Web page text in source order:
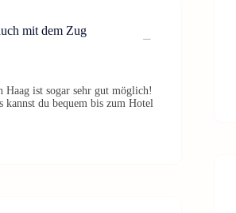
mit dem Zug
ist sogar sehr gut möglich!
kannst du bequem bis zum Hotel